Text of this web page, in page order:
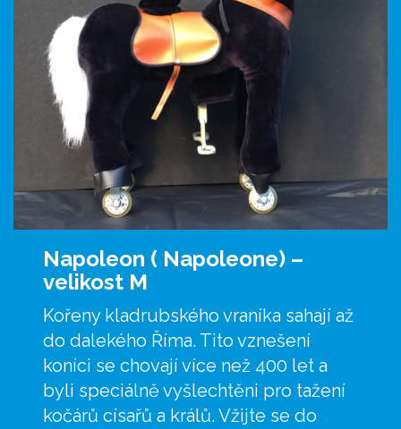
Napoleon ( Napoleone) –
velikost M
Kořeny kladrubského vraníka sahají až
do dalekého Říma. Tito vznešení
koníci se chovají více než 400 let a
byli speciálně vyšlechtěni pro tažení
kočárů císařů a králů. Vžijte se do